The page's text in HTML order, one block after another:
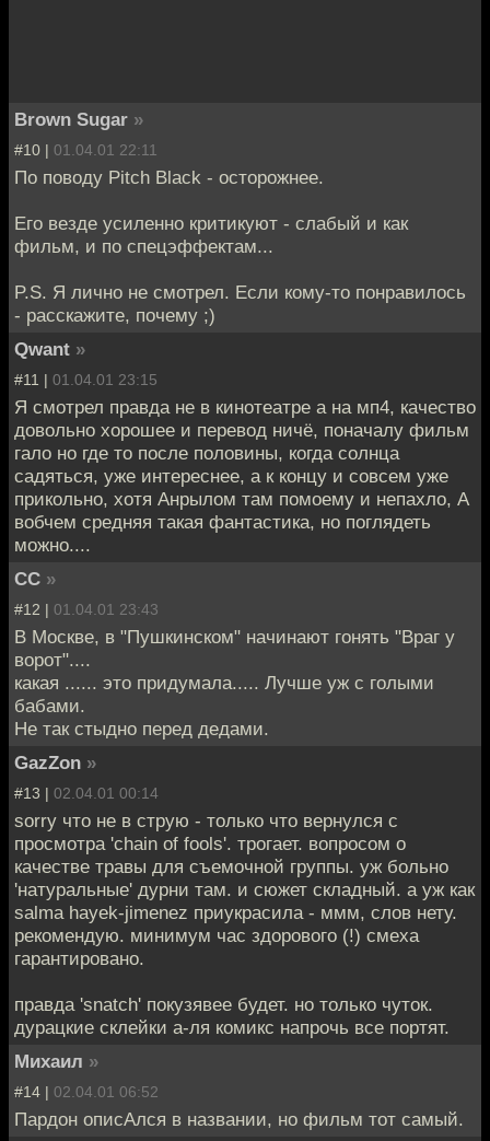
Brown Sugar »
#10 | 01.04.01 22:11
По поводу Pitch Black - осторожнее.
Его везде усиленно критикуют - слабый и как
фильм, и по спецэффектам...
P.S. Я лично не смотрел. Если кому-то понравилось
- расскажите, почему ;)
Qwant »
#11 | 01.04.01 23:15
Я смотрел правда не в кинотеатре а на мп4, качество
довольно хорошее и перевод ничё, поначалу фильм
гало но где то после половины, когда солнца
садяться, уже интереснее, а к концу и совсем уже
прикольно, хотя Анрылом там помоему и непахло, А
вобчем средняя такая фантастика, но поглядеть
можно....
CC »
#12 | 01.04.01 23:43
В Москве, в "Пушкинском" начинают гонять "Враг у
ворот"....
какая ...... это придумала..... Лучше уж с голыми
бабами.
Не так стыдно перед дедами.
GazZon »
#13 | 02.04.01 00:14
sorry что не в струю - только что вернулся с
просмотра 'chain of fools'. трогает. вопросом о
качестве травы для съемочной группы. уж больно
'натуральные' дурни там. и сюжет складный. а уж как
salma hayek-jimenez приукрасила - ммм, слов нету.
рекомендую. минимум час здорового (!) смеха
гарантировано.
правда 'snatch' покузявее будет. но только чуток.
дурацкие склейки а-ля комикс напрочь все портят.
Михаил »
#14 | 02.04.01 06:52
Пардон описАлся в названии, но фильм тот самый.